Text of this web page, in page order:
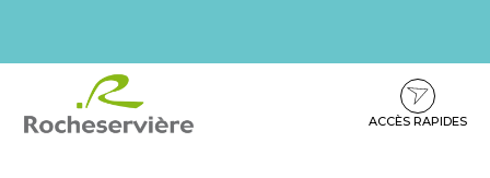
contenu
pied
ACCÈS RAPIDES